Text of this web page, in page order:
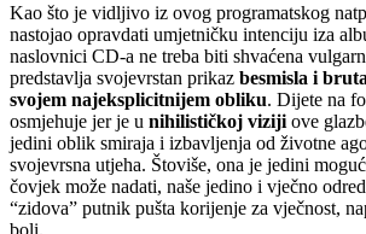
Kao što je vidljivo iz ovog programatskog
nastojao opravdati umjetničku intenciju iza
naslovnici CD-a ne treba biti shvaćena
predstavlja svojevrstan prikaz besmisla i
svojem najeksplicitnijem obliku. Dijete na
osmjehuje jer je u nihilističkoj viziji ove
jedini oblik smiraja i izbavljenja od životne
svojevrsna utjeha. Štoviše, ona je jedini
čovjek može nadati, naše jedino i vječno
“zidova” putnik pušta korijenje za vječnost,
boli.